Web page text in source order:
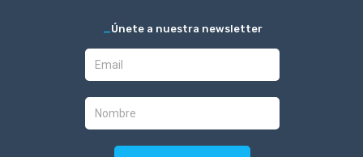
Únete a nuestra newsletter